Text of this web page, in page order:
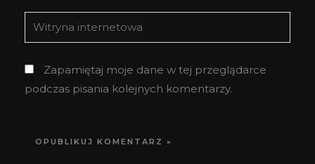
Witryna
internetowa
Zapamiętaj moje dane w tej przeglądarce
podczas pisania kolejnych komentarzy.